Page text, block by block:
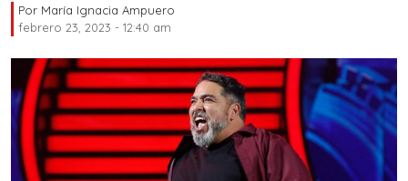
Por María Ignacia Ampuero
febrero 23, 2023 - 12:40 am